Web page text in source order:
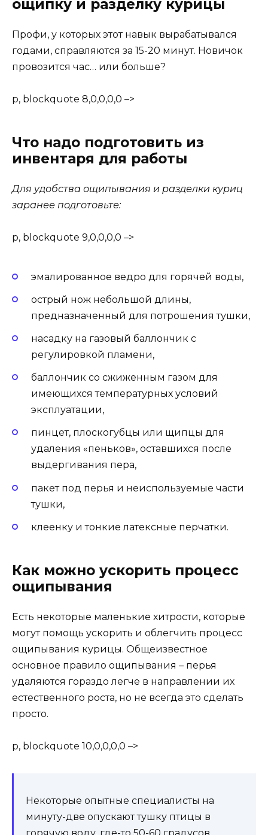
ощипку и разделку курицы
Профи, у которых этот навык вырабатывался
годами, справляются за 15-20 минут. Новичок
провозится час… или больше?
p, blockquote 8,0,0,0,0 –>
Что надо подготовить из
инвентаря для работы
Для удобства ощипывания и разделки куриц
заранее подготовьте:
p, blockquote 9,0,0,0,0 –>
эмалированное ведро для горячей воды,
острый нож небольшой длины,
предназначенный для потрошения тушки,
насадку на газовый баллончик с
регулировкой пламени,
баллончик со сжиженным газом для
имеющихся температурных условий
эксплуатации,
пинцет, плоскогубцы или щипцы для
удаления «пеньков», оставшихся после
выдергивания пера,
пакет под перья и неиспользуемые части
тушки,
клеенку и тонкие латексные перчатки.
Как можно ускорить процесс
ощипывания
Есть некоторые маленькие хитрости, которые
могут помощь ускорить и облегчить процесс
ощипывания курицы. Общеизвестное
основное правило ощипывания – перья
удаляются гораздо легче в направлении их
естественного роста, но не всегда это сделать
просто.
p, blockquote 10,0,0,0,0 –>
Некоторые опытные специалисты на
минуту-две опускают тушку птицы в